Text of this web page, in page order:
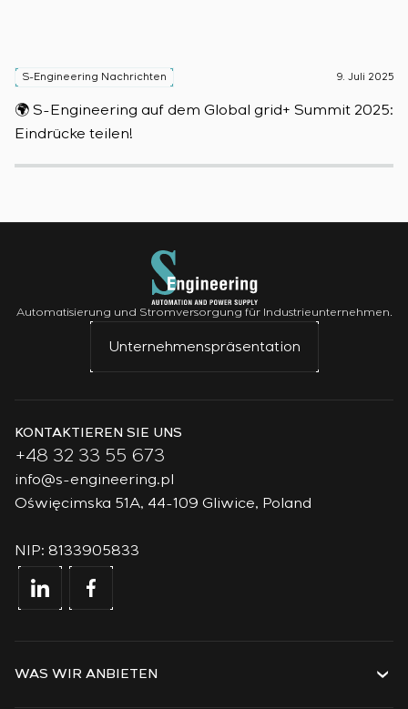
S-Engineering Nachrichten 9. Juli 2025
🌍 S-Engineering auf dem Global grid+ Summit 2025:
Eindrücke teilen!
Automatisierung und Stromversorgung für Industrieunternehmen.
Unternehmenspräsentation
KONTAKTIEREN SIE UNS
+48 32 33 55 673
info@s-engineering.pl
Oświęcimska 51A, 44-109 Gliwice, Poland
NIP: 8133905833
WAS WIR ANBIETEN